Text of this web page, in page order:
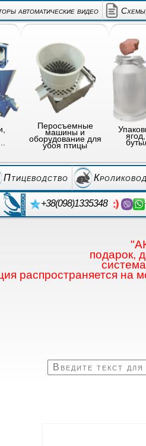
автоматические видео
Перосъемные
машины и
оборудование для
убоя птицы
Птицеводство
+38(098)1335348
подарок,
распространяется